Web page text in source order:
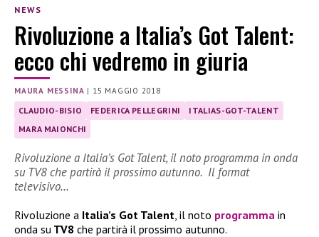
NEWS
Rivoluzione a Italia’s Got Talent:
ecco chi vedremo in giuria
MAURA MESSINA | 15 MAGGIO 2018
CLAUDIO-BISIO FEDERICA PELLEGRINI
ITALIAS-GOT-TALENT
MARA MAIONCHI
Rivoluzione a Italia’s Got Talent, il noto programma in onda
su TV8 che partirà il prossimo autunno. Il format
televisivo…
Rivoluzione a Italia’s Got Talent , il noto programma in
onda su TV8 che partirà il prossimo autunno.